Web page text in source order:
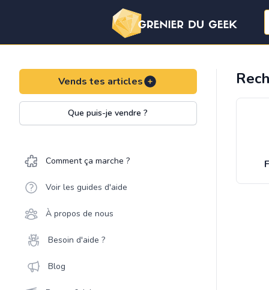
Vends tes articles
Que puis-je vendre ?
Comment ça marche ?
Voir les guides d'aide
À propos de nous
Besoin d'aide ?
Blog